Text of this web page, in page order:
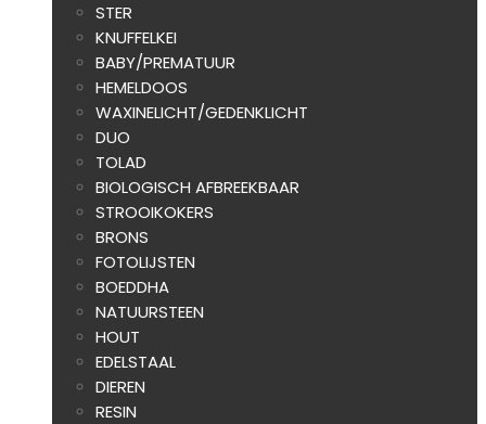
STER
KNUFFELKEI
BABY/PREMATUUR
HEMELDOOS
WAXINELICHT/GEDENKLICHT
DUO
TOLAD
BIOLOGISCH AFBREEKBAAR
STROOIKOKERS
BRONS
FOTOLIJSTEN
BOEDDHA
NATUURSTEEN
HOUT
EDELSTAAL
DIEREN
RESIN